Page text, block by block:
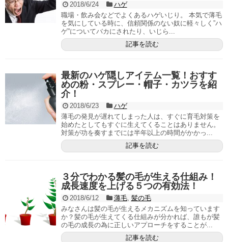
2018/6/24
ハゲ
職場・飲み会などでよくあるハゲいじり。 本気で薄毛
を気にしている時に、信頼関係のない奴に軽々しく”ハ
ゲ”についてバカにされたり、いじら...
記事を読む
最新のハゲ隠しアイテム一覧！おすす
めの粉・スプレー・帽子・カツラを紹
介！
2018/6/23
ハゲ
薄毛の発見が遅れてしまった人は、すぐに育毛対策を
始めたとしてもすぐに生えてくることはありません。
対策が功を奏すまでには半年以上の時間がかかっ...
記事を読む
３分でわかる髪の毛が生える仕組み！
成長速度を上げる５つの有効法！
2018/6/12 薄毛, 髪の毛
みなさんは髪の毛が生えるメカニズムを知っています
か？髪の毛が生えてくる仕組みが分かれば、誰もが髪
の毛の成長の為に正しいアプローチをすることが...
記事を読む